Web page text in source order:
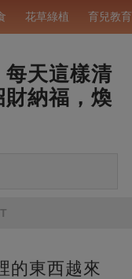
花草綠植 育兒教育
天這樣清
納福，煥
的東西越來